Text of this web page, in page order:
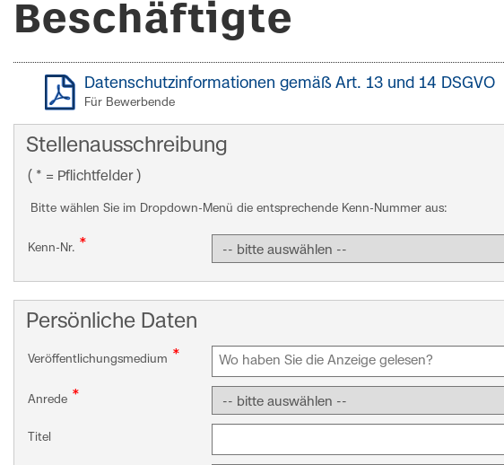
Beschäftigte
Datenschutzinformationen gemäß Art. 13 und 14 DSGVO
Für Bewerbende
Stellenausschreibung
( * = Pflichtfelder )
Bitte wählen Sie im Dropdown-Menü die entsprechende Kenn-Nummer aus:
Kenn-Nr. *
Persönliche Daten
Veröffentlichungsmedium *
Anrede *
Titel